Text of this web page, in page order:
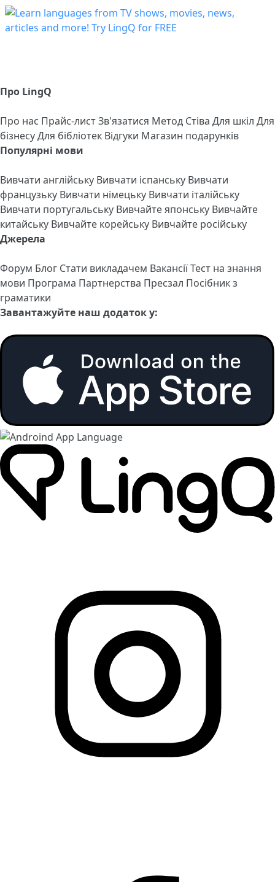
Про LingQ
Про нас Прайс-листЗв'язатися Метод Стіва Для шкіл Для
бізнесуДля бібліотек Відгуки Магазин подарунків
Популярні мови
Вивчати англійську Вивчати іспанську Вивчати
французьку Вивчати німецьку Вивчати італійську
Вивчати португальську Вивчайте японську Вивчайте
китайську Вивчайте корейську Вивчайте російську
Джерела
Форум Блог Стати викладачем ВакансіїТест на знання
мови Програма Партнерства Пресзал Посібник з
граматики
Завантажуйте наш додаток у: